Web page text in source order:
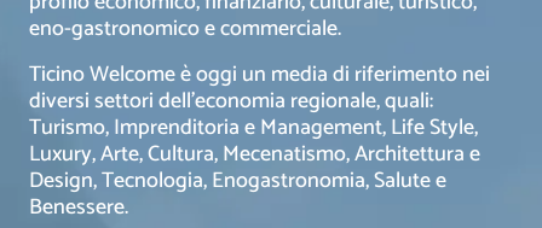
eno-gastronomico e commerciale.
Ticino Welcome è oggi un media di riferimento nei
diversi settori dell’economia regionale, quali:
Turismo, Imprenditoria e Management, Life Style,
Luxury, Arte, Cultura, Mecenatismo, Architettura e
Design, Tecnologia, Enogastronomia, Salute e
Benessere.